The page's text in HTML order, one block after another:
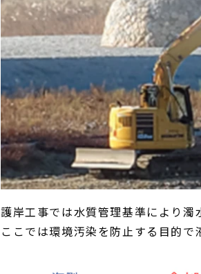
護岸工事では水質管理基準により濁
ここでは環境汚染を防止する目的で